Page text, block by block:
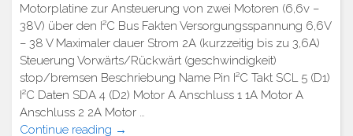
Motorplatine zur Ansteuerung von zwei Motoren (6,6v –
38V) über den I²C Bus Fakten Versorgungsspannung 6,6V
– 38 V Maximaler dauer Strom 2A (kurzzeitig bis zu 3,6A)
Steuerung Vorwärts/Rückwärt (geschwindigkeit)
stop/bremsen Beschriebung Name Pin I²C Takt SCL 5 (D1)
I²C Daten SDA 4 (D2) Motor A Anschluss 1 1A Motor A
Anschluss 2 2A Motor …
Continue reading "D1
→